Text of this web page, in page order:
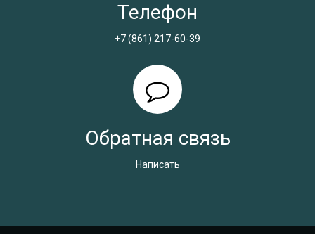
Телефон
+7 (861) 217-60-39
Обратная связь
Написать